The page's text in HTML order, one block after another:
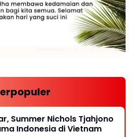
Summer Nichols Tjahjono
Indonesia di Vietnam